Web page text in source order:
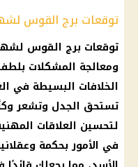
توقعات برج القوس لشهر
ومعالجة المشكلات
الخلافات البسيطة في
تستحق الجدل وتشعر
لتحسين العلاقات
في الأمور بحكمة